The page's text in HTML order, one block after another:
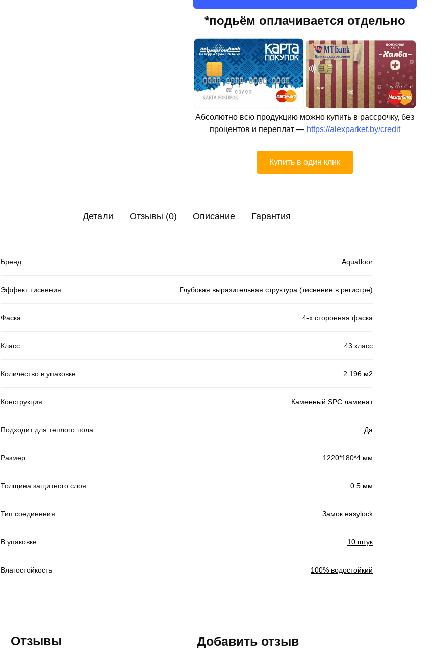
*подьём оплачивается отдельно
Абсолютно всю продукцию можно купить в рассрочку, без
процентов и переплат — https://alexparket.by/credit
Купить в один клик
Детали Отзывы (0) Описание Гарантия
Бренд Aquafloor
Эффект тиснения Глубокая выразительная структура (тиснение в регистре)
Фаска 4-х сторонняя фаска
Класс 43 класс
Количество в упаковке 2.196 м2
Конструкция Каменный SPC ламинат
Подходит для теплого пола Да
Размер 1220*180*4 мм
Толщина защитного слоя 0.5 мм
Тип соединения Замок easylock
В упаковке 10 штук
Влагостойкость 100% водостойкий
Отзывы Добавить отзыв